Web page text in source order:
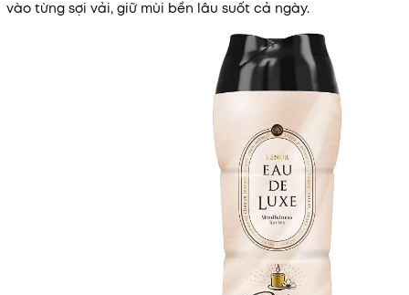
vào từng sợi vải, giữ mùi bền lâu suốt cả ngày.